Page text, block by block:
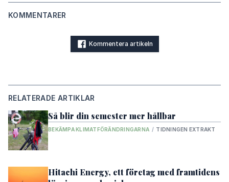
KOMMENTARER
Kommentera artikeln
RELATERADE ARTIKLAR
Så blir din semester mer hållbar
BEKÄMPA KLIMATFÖRÄNDRINGARNA / TIDNINGEN EXTRAKT
Hitachi Energy, ett företag med framtidens